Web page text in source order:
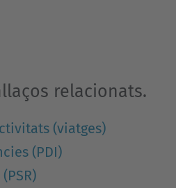
relacionats.
(viatges)
(PDI)